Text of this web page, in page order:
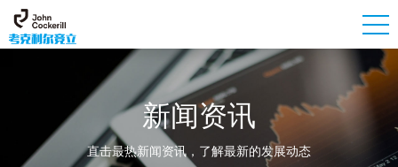
新闻资讯
直击最热新闻资讯，了解最新的发展动态